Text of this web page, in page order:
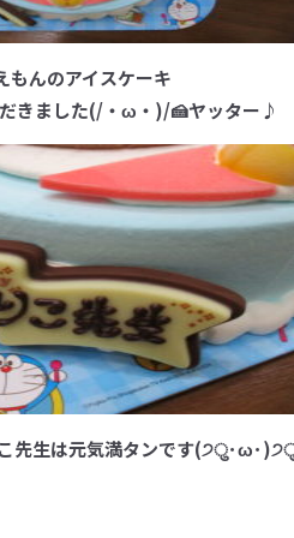
もんのアイスケーキ
きました(/・ω・)/🍰ヤッター♪
こ先生は元気満タンです(੭ु･ω･